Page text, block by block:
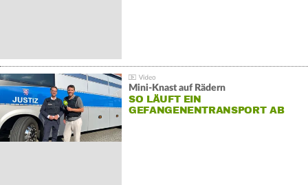
Mini-Knast auf Rädern
SO LÄUFT EIN
GEFANGENENTRANSPORT AB